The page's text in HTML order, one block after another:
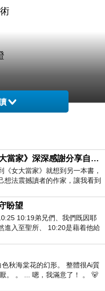
線
S5阻隔藍光
好書推薦《女大當家》深深感謝分享自己想法震撼讀者的作家，讓我看到不同樣貌的家庭！
《女大當家》就想到另一本書，
想法震撼讀者的作家，讓我看到
《女大
盼望
10:19弟兄們、我們既因耶
進入至聖所、 10:20是藉着他給
又活的路從幔子經過
秋海棠花的幻形。 整體很Ai質
。 。 ... 嗯，我滿意了！ 。 🐻